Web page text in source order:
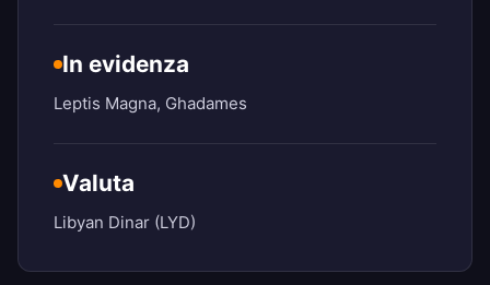
In evidenza
Leptis Magna, Ghadames
Valuta
Libyan Dinar (LYD)